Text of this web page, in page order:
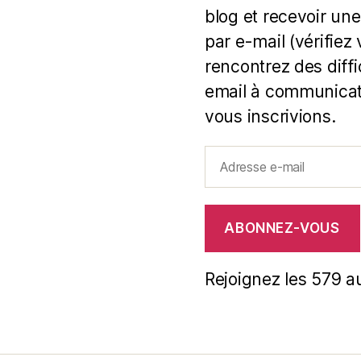
blog et recevoir
par e-mail (vérifiez
rencontrez des
email à
vous inscrivions.
ABONNEZ-VOUS
Rejoignez les 579